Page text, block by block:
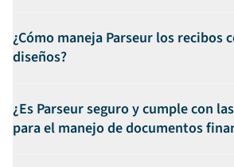
¿Cómo maneja Parseur los recibos
diseños?
¿Es Parseur seguro y cumple con
para el manejo de documentos